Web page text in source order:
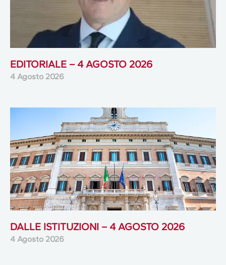
EDITORIALE – 4 AGOSTO 2026
4 Agosto 2026
DALLE ISTITUZIONI – 4 AGOSTO 2026
4 Agosto 2026